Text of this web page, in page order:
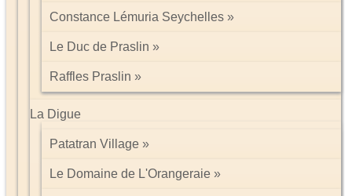
Constance Lémuria Seychelles
Le Duc de Praslin
Raffles Praslin
La Digue
Patatran Village
Le Domaine de L'Orangeraie